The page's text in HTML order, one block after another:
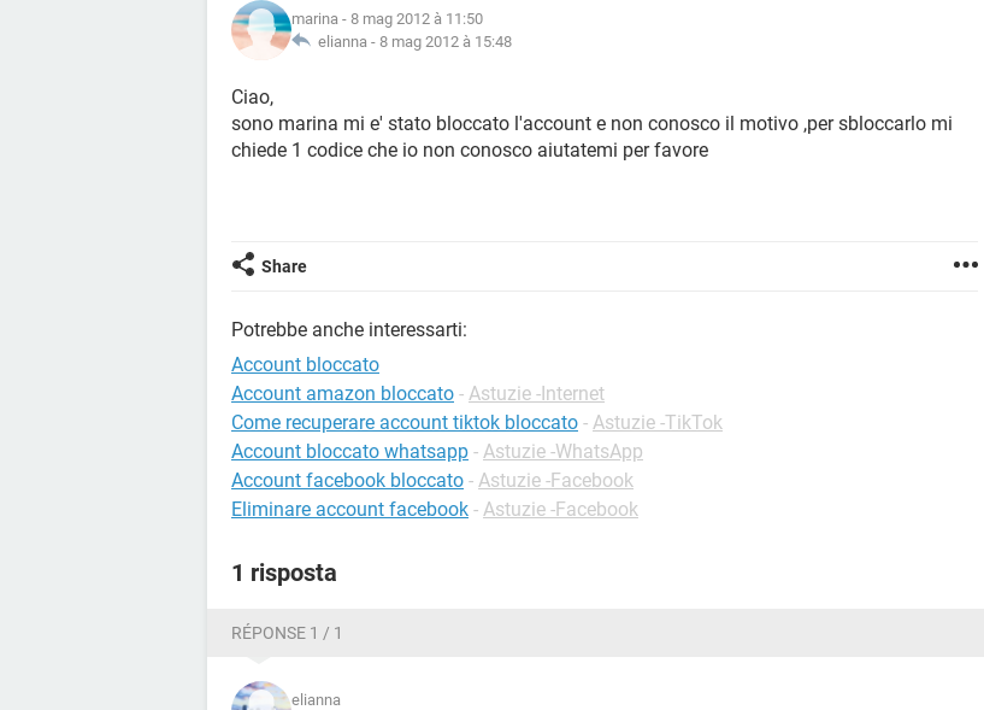
marina - 8 mag 2012 à 11:50
elianna - 8 mag 2012 à 15:48
Ciao,
sono marina mi e' stato bloccato l'account e non conosco il motivo ,per sbloccarlo mi
chiede 1 codice che io non conosco aiutatemi per favore
Share
Potrebbe anche interessarti:
Account bloccato
Account amazon bloccato - Astuzie -Internet
Come recuperare account tiktok bloccato - Astuzie -TikTok
Account bloccato whatsapp - Astuzie -WhatsApp
Account facebook bloccato - Astuzie -Facebook
Eliminare account facebook - Astuzie -Facebook
1 risposta
RÉPONSE 1 / 1
elianna